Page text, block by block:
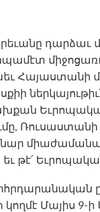
Հա­յաս­տա­նի
թէ՛
Մա­յիս 9-